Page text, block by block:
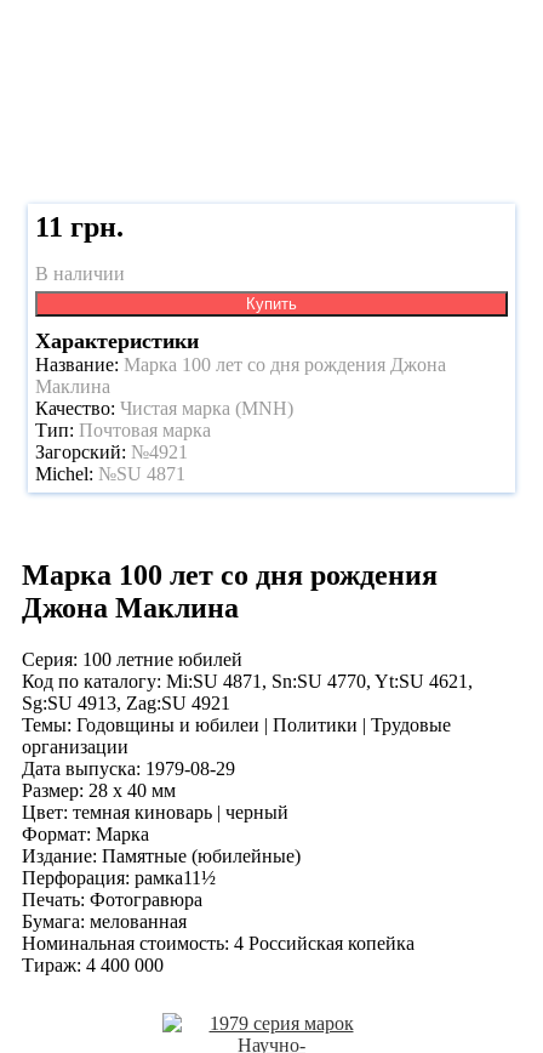
11 грн.
В наличии
Купить
Характеристики
Название: Марка 100 лет со дня рождения Джона
Маклина
Качество: Чистая марка (MNH)
Тип: Почтовая марка
Загорский: №4921
Michel: №SU 4871
Марка 100 лет со дня рождения
Джона Маклина
Серия: 100 летние юбилей
Код по каталогy: Mi:SU 4871, Sn:SU 4770, Yt:SU 4621,
Sg:SU 4913, Zag:SU 4921
Темы: Годовщины и юбилеи | Политики | Трудовые
организации
Дата выпуска: 1979-08-29
Размер: 28 x 40 мм
Цвет: темная киноварь | черный
Формат: Марка
Издание: Памятные (юбилейные)
Перфорация: рамка11½
Печать: Фотогравюра
Бумага: мелованная
Номинальная стоимость: 4 Российская копейка
Тираж: 4 400 000